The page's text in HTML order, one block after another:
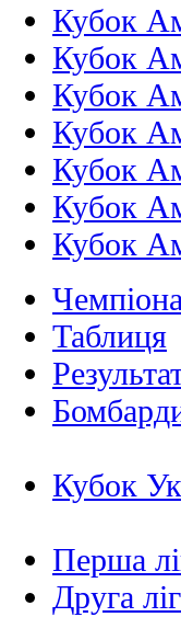
Кубок
Кубок
Кубок
Кубок
Кубок
Кубок
Кубок
Таблиця
Кубок
Перша
Друга